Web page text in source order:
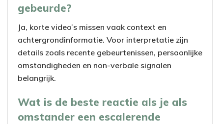
gebeurde?
Ja, korte video’s missen vaak context en
achtergrondinformatie. Voor interpretatie zijn
details zoals recente gebeurtenissen, persoonlijke
omstandigheden en non-verbale signalen
belangrijk.
Wat is de beste reactie als je als
omstander een escalerende